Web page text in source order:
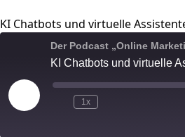
KI Chatbots und virtuelle
Play
Episode
1x